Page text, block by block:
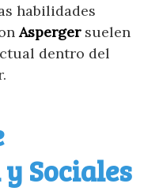
habilidades
Aspergersuelen
dentro del
Sociales